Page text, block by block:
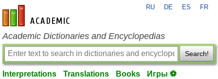
en-academic.com
RU DE ES FR
Academic Dictionaries and Encyclopedias
Search!
Interpretations Translations Books Игры ⚽